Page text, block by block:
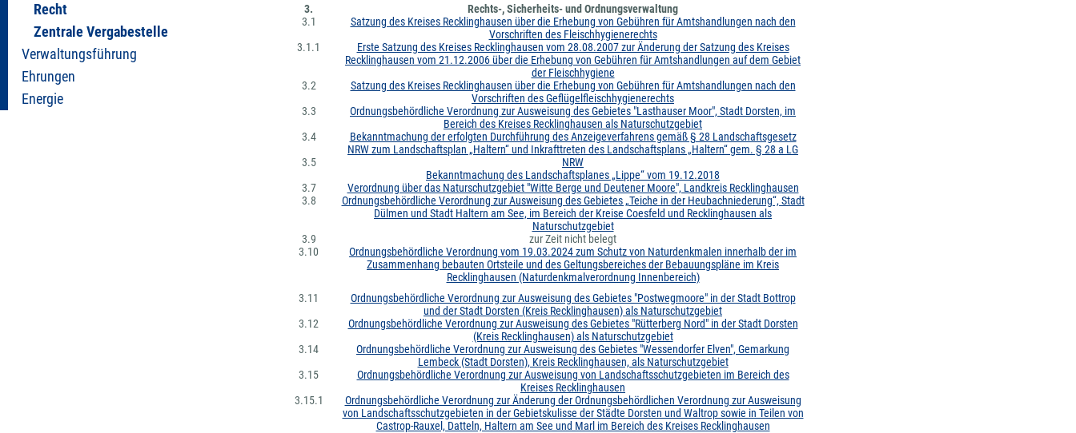
Recht
Zentrale Vergabestelle
Verwaltungsführung
Ehrungen
Energie
3.
Rechts-, Sicherheits- und Ordnungsverwaltung
3.1
Satzung des Kreises Recklinghausen über die Erhebung von Gebühren für Amtshandlungen nach den
Vorschriften des Fleischhygienerechts
3.1.1
Erste Satzung des Kreises Recklinghausen vom 28.08.2007 zur Änderung der Satzung des Kreises
Recklinghausen vom 21.12.2006 über die Erhebung von Gebühren für Amtshandlungen auf dem Gebiet
der Fleischhygiene
3.2
Satzung des Kreises Recklinghausen über die Erhebung von Gebühren für Amtshandlungen nach den
Vorschriften des Geflügelfleischhygienerechts
3.3
Ordnungsbehördliche Verordnung zur Ausweisung des Gebietes "Lasthauser Moor", Stadt Dorsten, im
Bereich des Kreises Recklinghausen als Naturschutzgebiet
3.4
3.5
Bekanntmachung der erfolgten Durchführung des Anzeigeverfahrens gemäß § 28 Landschaftsgesetz
NRW zum Landschaftsplan „Haltern“ und Inkrafttreten des Landschaftsplans „Haltern“ gem. § 28 a LG
NRW
Bekanntmachung des Landschaftsplanes „Lippe“ vom 19.12.2018
3.7
3.8
Verordnung über das Naturschutzgebiet "Witte Berge und Deutener Moore", Landkreis Recklinghausen
Ordnungsbehördliche Verordnung zur Ausweisung des Gebietes „Teiche in der Heubachniederung“, Stadt
Dülmen und Stadt Haltern am See, im Bereich der Kreise Coesfeld und Recklinghausen als
Naturschutzgebiet
3.9
zur Zeit nicht belegt
3.10
Ordnungsbehördliche Verordnung vom 19.03.2024 zum Schutz von Naturdenkmalen innerhalb der im
Zusammenhang bebauten Ortsteile und des Geltungsbereiches der Bebauungspläne im Kreis
Recklinghausen (Naturdenkmalverordnung Innenbereich)
3.11
Ordnungsbehördliche Verordnung zur Ausweisung des Gebietes "Postwegmoore" in der Stadt Bottrop
und der Stadt Dorsten (Kreis Recklinghausen) als Naturschutzgebiet
3.12
Ordnungsbehördliche Verordnung zur Ausweisung des Gebietes "Rütterberg Nord" in der Stadt Dorsten
(Kreis Recklinghausen) als Naturschutzgebiet
3.14
Ordnungsbehördliche Verordnung zur Ausweisung des Gebietes "Wessendorfer Elven", Gemarkung
Lembeck (Stadt Dorsten), Kreis Recklinghausen, als Naturschutzgebiet
3.15
3.15.1
Ordnungsbehördliche Verordnung zur Ausweisung von Landschaftsschutzgebieten im Bereich des
Kreises Recklinghausen
Ordnungsbehördliche Verordnung zur Änderung der Ordnungsbehördlichen Verordnung zur Ausweisung
von Landschaftsschutzgebieten in der Gebietskulisse der Städte Dorsten und Waltrop sowie in Teilen von
Castrop-Rauxel, Datteln, Haltern am See und Marl im Bereich des Kreises Recklinghausen